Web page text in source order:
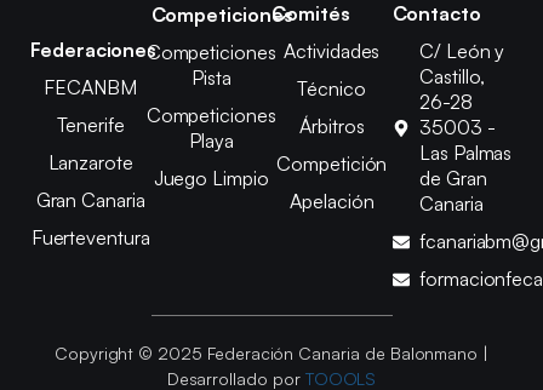
Federaciones
FECANBM
Tenerife
Lanzarote
Gran Canaria
Fuerteventura
Competiciones
Competiciones
Pista
Competiciones
Playa
Juego Limpio
Comités
Actividades
Técnico
Árbitros
Competición
Apelación
Contacto
C/ León y
Castillo,
26-28
35003 -
Las Palmas
de Gran
Canaria
Copyright © 2025 Federación Canaria de Balonmano |
Desarrollado por TOOOLS